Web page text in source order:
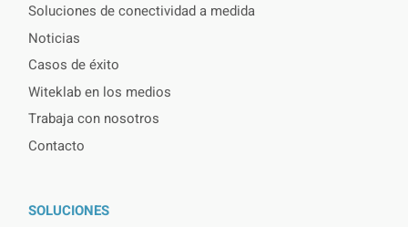
Soluciones de conectividad a medida
Noticias
Casos de éxito
Witeklab en los medios
Trabaja con nosotros
Contacto
SOLUCIONES